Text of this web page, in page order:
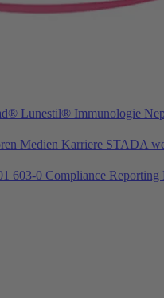
Lunestil® Immunologie
Medien Karriere STADA
603-0 Compliance Reporting